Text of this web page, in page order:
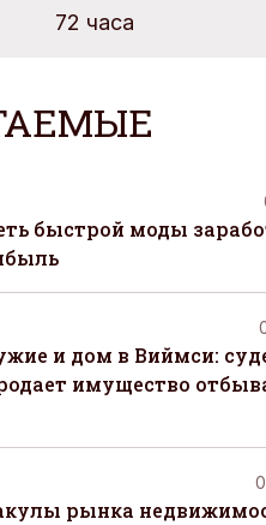
72 часа
быстрой моды
и дом в Виймси:
имущество
рынка